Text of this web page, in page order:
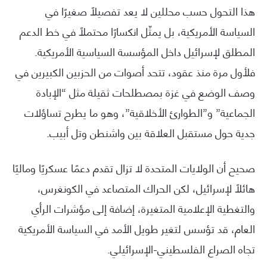
هذا التحول حسب محللين لا يعد تفصيلاً صغيرًا في
السياسة الأمريكية، بل يمثّل انكسارًا محتملاً في خط الدعم
المطلق لإسرائيل داخل المؤسسة السياسية الأمريكية.
فلأول مرة منذ عقود، تتحد أصوات من الحزبين الكبيرين في
وصف الوضع في غزة بمصطلحات ثقيلة مثل “الإبادة
الجماعية” و”الطوارئ الأخلاقية”، وهو ما يطرح تساؤلات
جدية حول مستقبل العلاقة بين واشنطن وتل أبيب.
صحيح أن الولايات المتحدة لا تزال تقدم دعمًا عسكريًا وماليًا
هائلًا لإسرائيل، لكن الحراك المتصاعد في الكونغرس،
والتغطية الإعلامية المتغيرة، إضافة إلى مؤشرات الرأي
العام، قد تؤسس لتغير طويل الأمد في السياسة الأمريكية
تجاه الصراع الفلسطيني-الإسرائيلي.